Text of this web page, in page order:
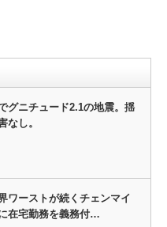
グニチュード2.1の地震。揺
なし。
ワーストが続くチェンマイ
在宅勤務を義務付…